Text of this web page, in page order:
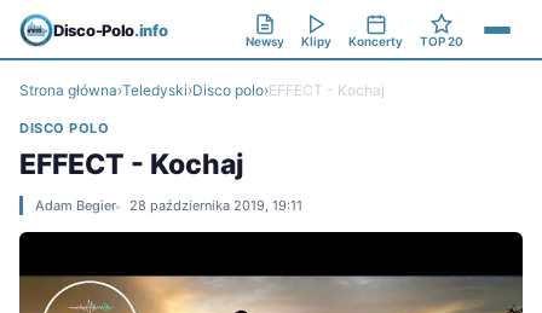
Disco-Polo.info
Newsy Klipy Koncerty TOP 20
Strona główna›Teledyski›Disco polo›EFFECT - Kochaj
DISCO POLO
EFFECT - Kochaj
Adam Begier 28 października 2019, 19:11